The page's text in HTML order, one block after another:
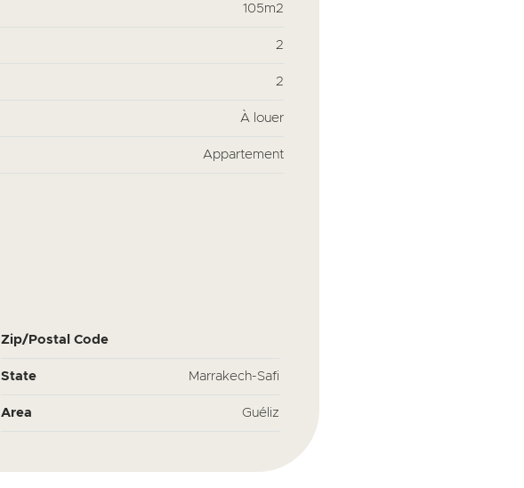
105m2
2
2
À louer
Appartement
Zip/Postal Code
State Marrakech-Safi
Area Guéliz